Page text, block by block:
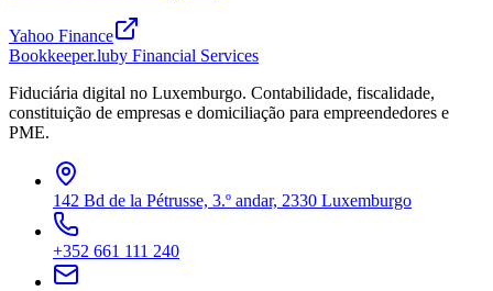
Yahoo Finance
Bookkeeper.luby Financial Services
Fiduciária digital no Luxemburgo. Contabilidade, fiscalidade,
constituição de empresas e domiciliação para empreendedores e
PME.
142 Bd de la Pétrusse, 3.º andar, 2330 Luxemburgo
+352 661 111 240